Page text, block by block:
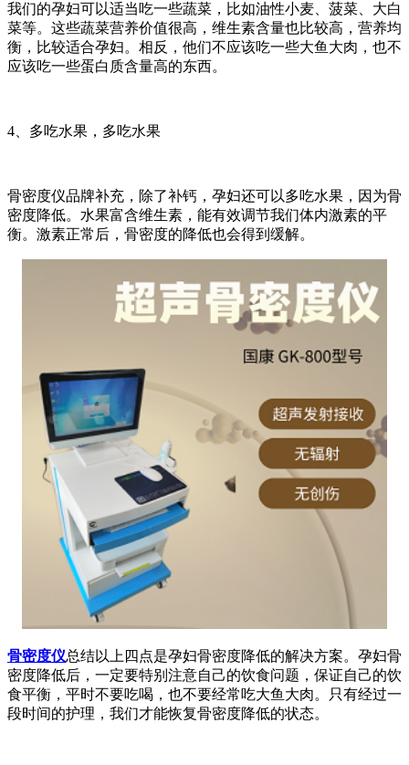
我们的孕妇可以适当吃一些蔬菜，比如油性小麦、菠菜、大白
菜等。这些蔬菜营养价值很高，维生素含量也比较高，营养均
衡，比较适合孕妇。相反，他们不应该吃一些大鱼大肉，也不
应该吃一些蛋白质含量高的东西。
4、多吃水果，多吃水果
骨密度仪品牌补充，除了补钙，孕妇还可以多吃水果，因为骨
密度降低。水果富含维生素，能有效调节我们体内激素的平
衡。激素正常后，骨密度的降低也会得到缓解。
骨密度仪总结以上四点是孕妇骨密度降低的解决方案。孕妇骨
密度降低后，一定要特别注意自己的饮食问题，保证自己的饮
食平衡，平时不要吃喝，也不要经常吃大鱼大肉。只有经过一
段时间的护理，我们才能恢复骨密度降低的状态。